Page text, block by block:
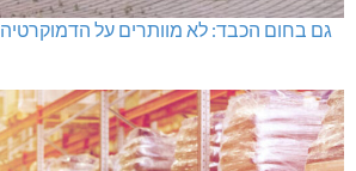
גם בחום הכבד: לא מוותרים על הדמוקרטיה